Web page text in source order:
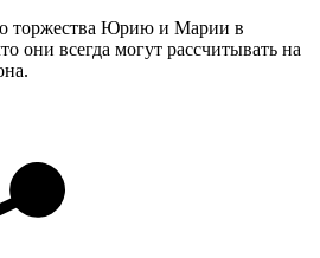
торжества Юрию и Марии в
они всегда могут рассчитывать на